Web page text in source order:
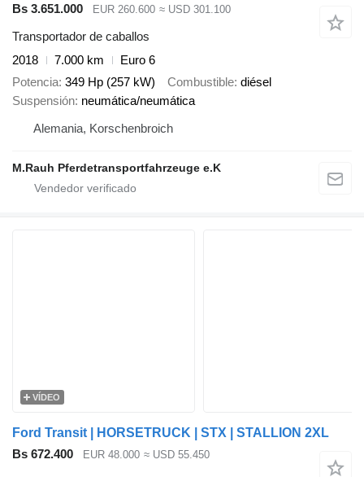
Bs 3.651.000
EUR 260.600 ≈ USD 301.100
Transportador de caballos
2018
7.000 km
Euro 6
Potencia 349 Hp (257 kW) Combustible diésel
Suspensión neumática/neumática
Alemania, Korschenbroich
M.Rauh Pferdetransportfahrzeuge e.K
VÍDEO
Ford Transit | HORSETRUCK | STX | STALLION 2XL
Bs 672.400
EUR 48.000 ≈ USD 55.450